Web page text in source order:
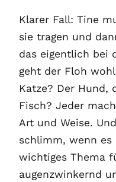
Klarer Fall: Tine
sie tragen und
das eigentlich bei
geht der Floh
Katze? Der Hund,
Fisch? Jeder
Art und Weise.
schlimm, wenn es
wichtiges Thema
augenzwinkernd